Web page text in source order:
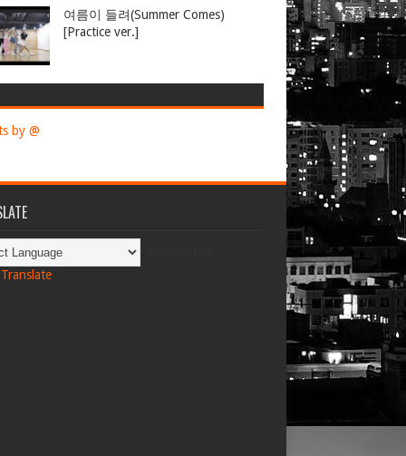
여름이 들려(Summer Comes)
[Practice ver.]
by @
Translate